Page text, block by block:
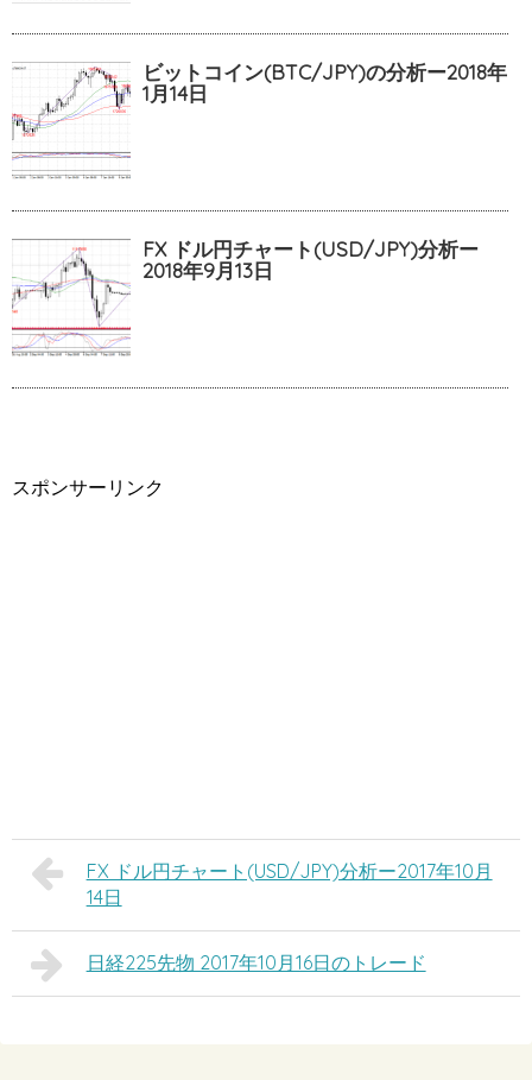
ビットコイン(BTC/JPY)の分析ー2018年
1月14日
FX ドル円チャート(USD/JPY)分析ー
2018年9月13日
スポンサーリンク
FX ドル円チャート(USD/JPY)分析ー2017年10月
14日
日経225先物 2017年10月16日のトレード